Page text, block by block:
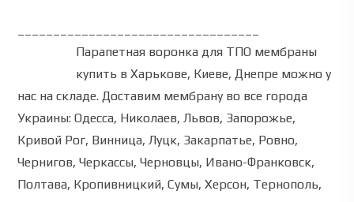
Парапетная воронка для ТПО мембраны
купить в Харькове, Киеве, Днепре можно у
нас на складе. Доставим мембрану во все города
Украины: Одесса, Николаев, Львов, Запорожье,
Кривой Рог, Винница, Луцк, Закарпатье, Ровно,
Чернигов, Черкассы, Черновцы, Ивано-Франковск,
Полтава, Кропивницкий, Сумы, Херсон, Тернополь,